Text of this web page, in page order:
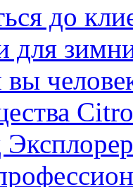
до
для